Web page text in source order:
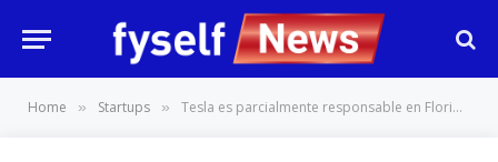
Home » Startups » Tesla es parcialmente responsable en Florida Autopilot Trial, JU Aprendices otorga $ 329 millones en daños